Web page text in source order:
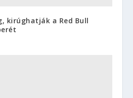
kirúghatják a Red Bull